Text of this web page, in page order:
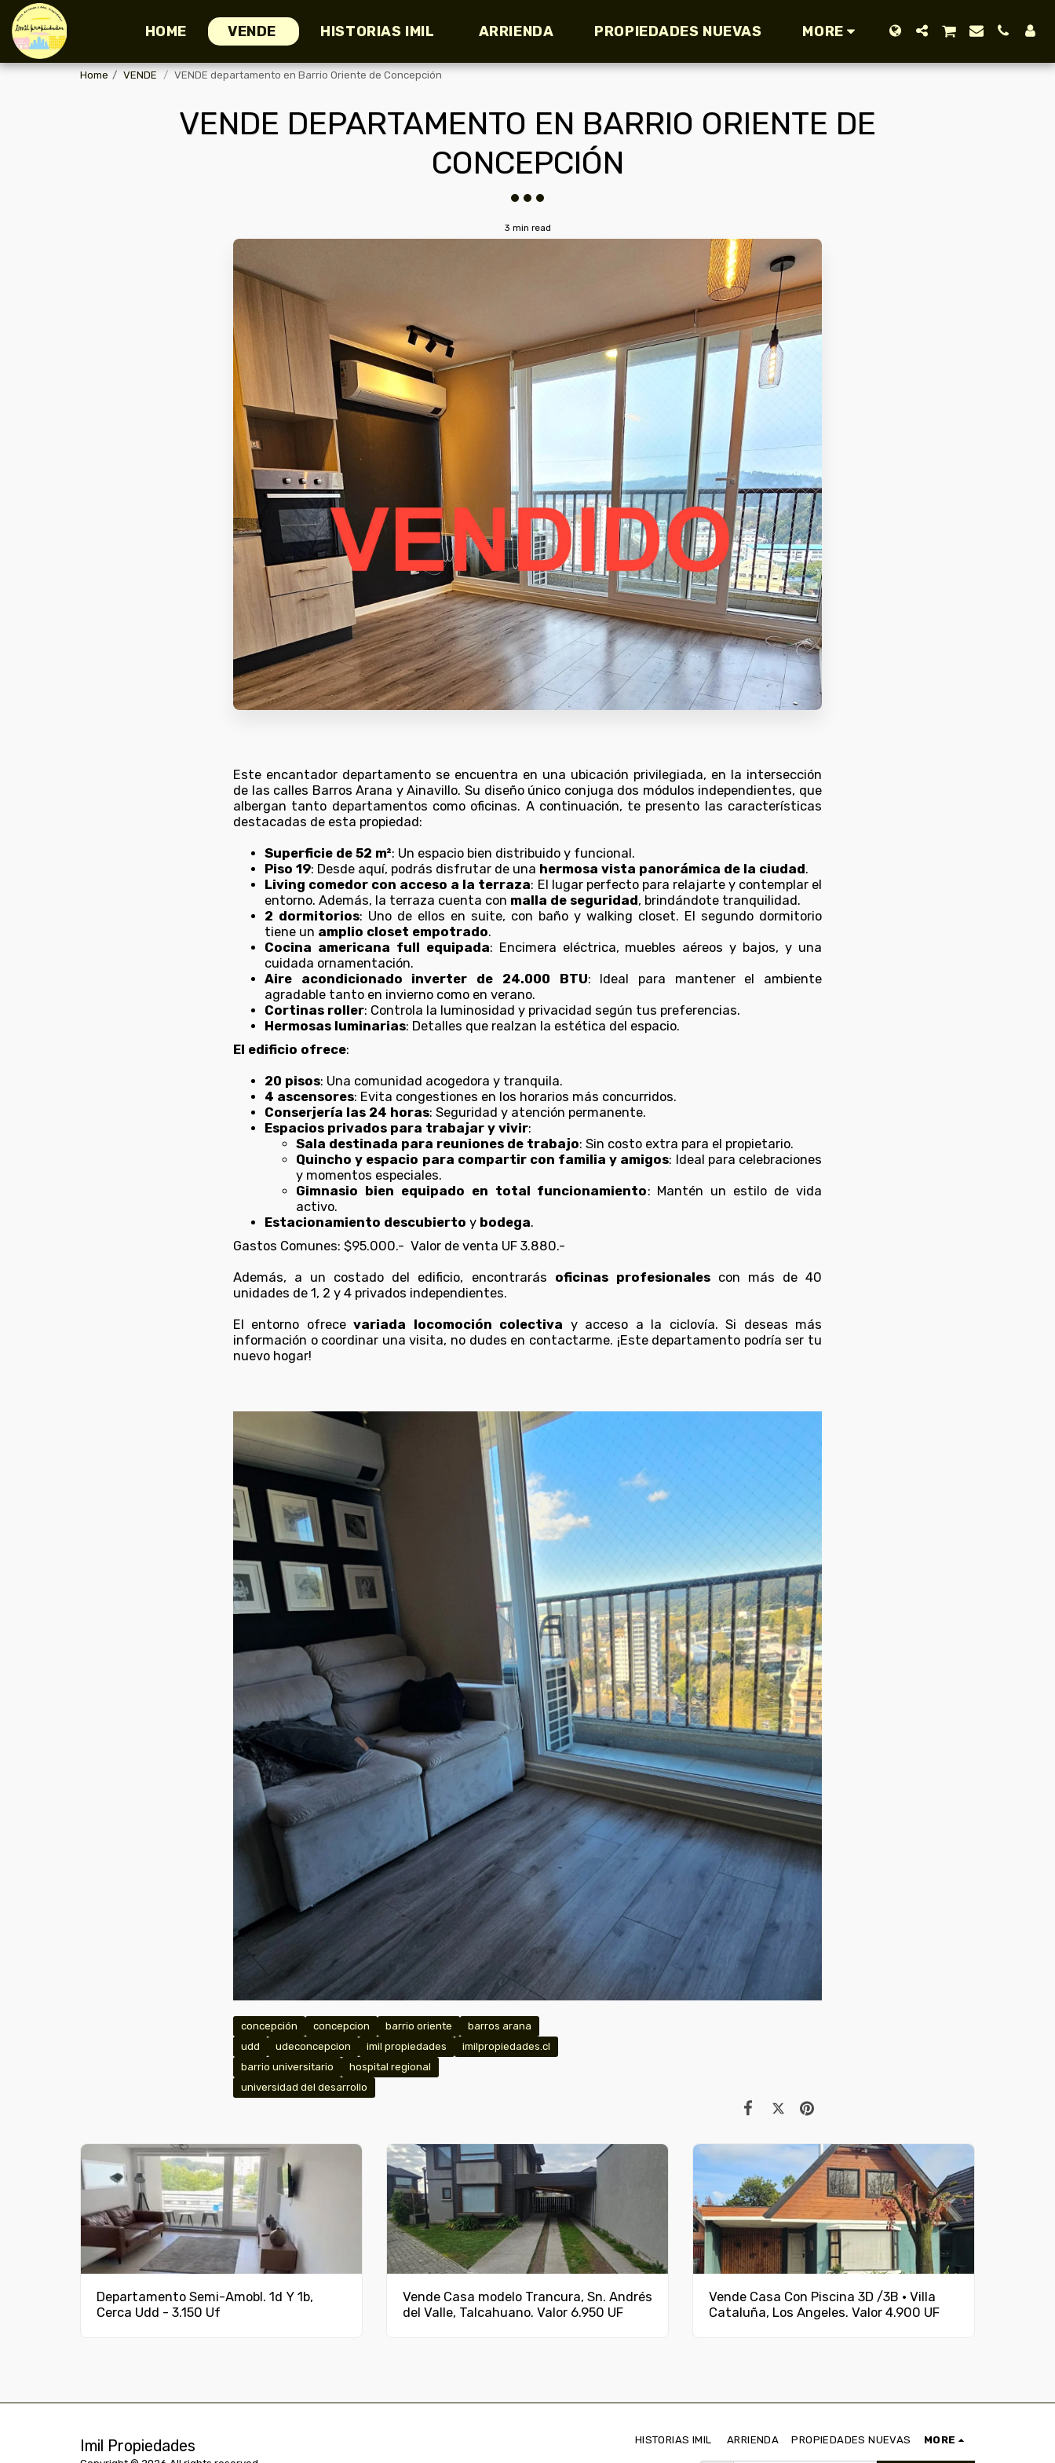
HOME VENDE HISTORIAS IMIL ARRIENDA PROPIEDADES NUEVAS MORE
Home VENDE VENDE departamento en Barrio Oriente de Concepción
VENDE DEPARTAMENTO EN BARRIO ORIENTE DE
CONCEPCIÓN
3 min read
Este encantador departamento se encuentra en una ubicación privilegiada, en la intersección
de las calles Barros Arana y Ainavillo. Su diseño único conjuga dos módulos independientes, que
albergan tanto departamentos como oficinas. A continuación, te presento las características
destacadas de esta propiedad:
Superficie de 52 m²: Un espacio bien distribuido y funcional.
Piso 19: Desde aquí, podrás disfrutar de una hermosa vista panorámica de la ciudad.
Living comedor con acceso a la terraza: El lugar perfecto para relajarte y contemplar el
entorno. Además, la terraza cuenta con malla de seguridad, brindándote tranquilidad.
2 dormitorios: Uno de ellos en suite, con baño y walking closet. El segundo dormitorio
tiene un amplio closet empotrado.
Cocina americana full equipada: Encimera eléctrica, muebles aéreos y bajos, y una
cuidada ornamentación.
Aire acondicionado inverter de 24.000 BTU: Ideal para mantener el ambiente
agradable tanto en invierno como en verano.
Cortinas roller: Controla la luminosidad y privacidad según tus preferencias.
Hermosas luminarias: Detalles que realzan la estética del espacio.
El edificio ofrece:
20 pisos: Una comunidad acogedora y tranquila.
4 ascensores: Evita congestiones en los horarios más concurridos.
Conserjería las 24 horas: Seguridad y atención permanente.
Espacios privados para trabajar y vivir:
Sala destinada para reuniones de trabajo: Sin costo extra para el propietario.
Quincho y espacio para compartir con familia y amigos: Ideal para celebraciones
y momentos especiales.
Gimnasio bien equipado en total funcionamiento: Mantén un estilo de vida
activo.
Estacionamiento descubierto y bodega.
Gastos Comunes: $95.000.- Valor de venta UF 3.880.-
Además, a un costado del edificio, encontrarás oficinas profesionalescon más de 40
unidades de 1, 2 y 4 privados independientes.
El entorno ofrecevariada locomoción colectiva y acceso a la ciclovía. Si deseas más
información o coordinar una visita, no dudes en contactarme. ¡Este departamento podría ser tu
nuevo hogar!
concepción concepcion barrio oriente
barros arana
udd
udeconcepcion imil propiedades
imilpropiedades.cl
barrio universitario
hospital regional
universidad del desarrollo
Departamento Semi-Amobl. 1d Y 1b,
Cerca Udd - 3.150 Uf
Vende Casa modelo Trancura, Sn. Andrés
del Valle, Talcahuano. Valor 6.950 UF
Vende Casa Con Piscina 3D /3B · Villa
Cataluña, Los Angeles. Valor 4.900 UF
Imil Propiedades HISTORIAS IMIL ARRIENDA PROPIEDADES NUEVAS MORE